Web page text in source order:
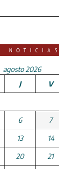
NOTICIAS
agosto 2026
J V
6 7
13 14
20 21